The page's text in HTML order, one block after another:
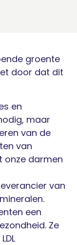
groente
door dat dit
en
maar
van de
van
onze darmen
van
een
Ze